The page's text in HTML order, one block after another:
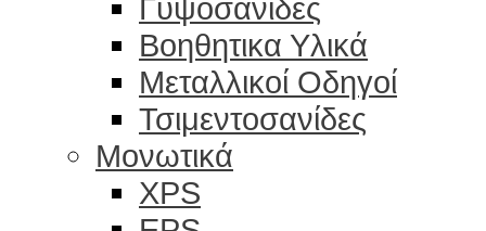
Γυψοσανίδες
Βοηθητικα Υλικά
Μεταλλικοί Οδηγοί
Τσιμεντοσανίδες
Μονωτικά
XPS